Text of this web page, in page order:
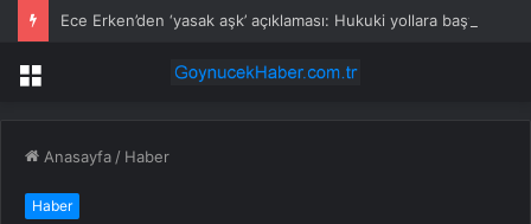
Menü
Anasayfa / Haber
Haber